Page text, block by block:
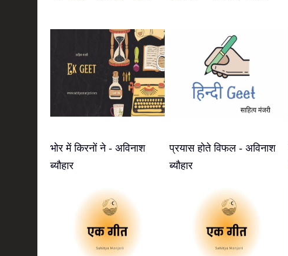
भोर में किरनों ने - अविनाश
ब्यौहार
प्रयास होते विफल - अविनाश
ब्यौहार